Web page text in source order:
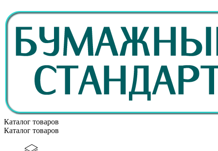
Каталог товаров
Каталог товаров